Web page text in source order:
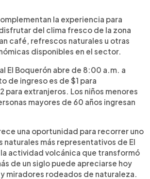
la experiencia para
del clima fresco de la zona
café, refrescos naturales u otras
disponibles en el sector.
El Boquerón abre de 8:00 a.m. a
de ingreso es de $1 para
para extranjeros. Los niños menores
mayores de 60 años ingresan
una oportunidad para recorrer uno
naturales más representativos de El
actividad volcánica que transformó
de un siglo puede apreciarse hoy
miradores rodeados de naturaleza.